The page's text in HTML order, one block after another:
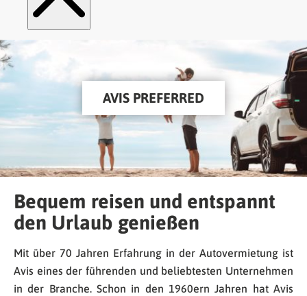
AVIS PREFERRED
Bequem reisen und entspannt
den Urlaub genießen
Mit über 70 Jahren Erfahrung in der Autovermietung ist
Avis eines der führenden und beliebtesten Unternehmen
in der Branche. Schon in den 1960ern Jahren hat Avis